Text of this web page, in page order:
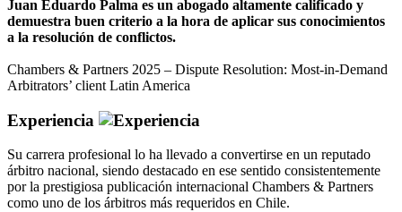
Juan Eduardo Palma es un abogado altamente calificado y
demuestra buen criterio a la hora de aplicar sus conocimientos
a la resolución de conflictos.
Chambers & Partners 2025 – Dispute Resolution: Most-in-Demand
Arbitrators’ client Latin America
Experiencia
Su carrera profesional lo ha llevado a convertirse en un reputado
árbitro nacional, siendo destacado en ese sentido consistentemente
por la prestigiosa publicación internacional Chambers & Partners
como uno de los árbitros más requeridos en Chile.